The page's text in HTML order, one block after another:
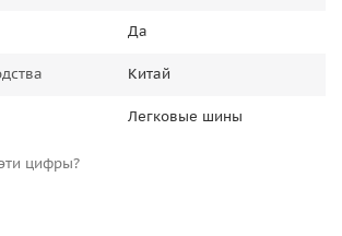
Да
Китай
Легковые шины
цифры?